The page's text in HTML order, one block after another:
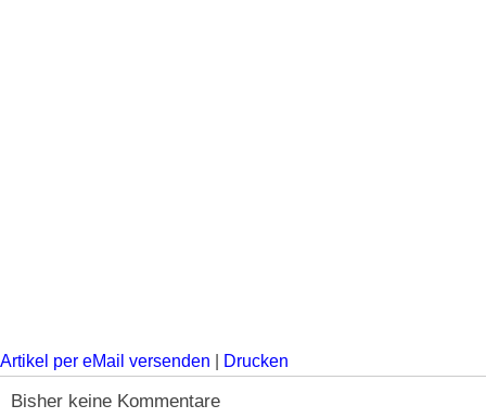
Artikel per eMail versenden Drucken
Bisher keine Kommentare